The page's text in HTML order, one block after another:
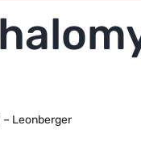
Leonberger